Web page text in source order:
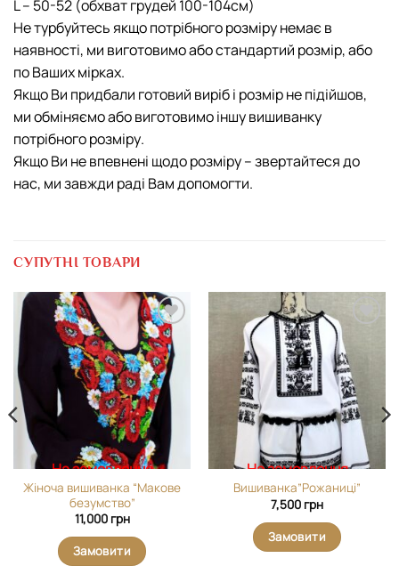
L – 50-52 (обхват грудей 100-104см)
Не турбуйтесь якщо потрібного розміру немає в
наявності, ми виготовимо або стандартий розмір, або
по Ваших мірках.
Якщо Ви придбали готовий виріб і розмір не підійшов,
ми обміняємо або виготовимо іншу вишиванку
потрібного розміру.
Якщо Ви не впевнені щодо розміру – звертайтеся до
нас, ми завжди раді Вам допомогти.
СУПУТНІ ТОВАРИ
Додати
виріб у
вибране
На замовлення
Жіноча вишиванка “Макове
безумство”
11,000 грн
Замовити
Додати
виріб у
вибране
На замовлення
Вишиванка”Рожаниці”
7,500 грн
Замовити